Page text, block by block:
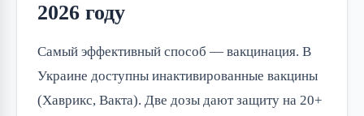
2026 году
Самый эффективный способ — вакцинация. В
Украине доступны инактивированные вакцины
(Хаврикс, Вакта). Две дозы дают защиту на 20+